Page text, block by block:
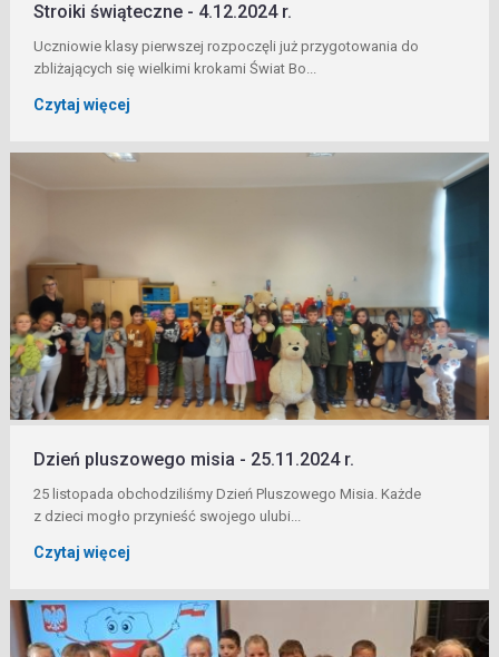
Stroiki świąteczne - 4.12.2024 r.
Uczniowie klasy pierwszej rozpoczęli już przygotowania do
zbliżających się wielkimi krokami Świat Bo...
Czytaj więcej
Dzień pluszowego misia - 25.11.2024 r.
25 listopada obchodziliśmy Dzień Pluszowego Misia. Każde
z dzieci mogło przynieść swojego ulubi...
Czytaj więcej